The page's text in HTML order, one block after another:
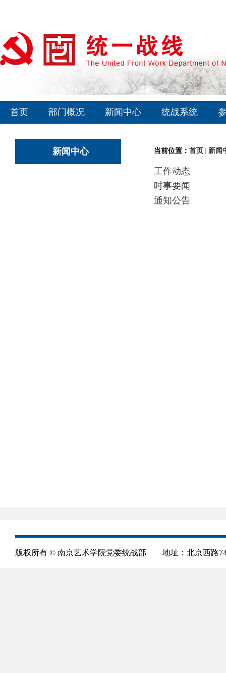
首页 部门概况 新闻中心 统战系统
新闻中心 当前位置： 首页 新闻
工作动态
时事要闻
通知公告
版权所有 © 南京艺术学院党委统战部 地址：北京西路